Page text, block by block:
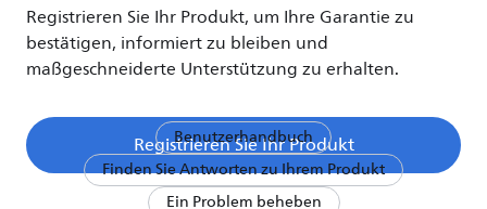
Registrieren Sie Ihr Produkt, um Ihre Garantie zu
bestätigen, informiert zu bleiben und
maßgeschneiderte Unterstützung zu erhalten.
Registrieren Sie Ihr Produkt
Benutzerhandbuch
Finden Sie Antworten zu Ihrem Produkt
Ein Problem beheben